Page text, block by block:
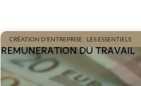
CRÉATION D'ENTREPRISE : LES ESSENTIELS